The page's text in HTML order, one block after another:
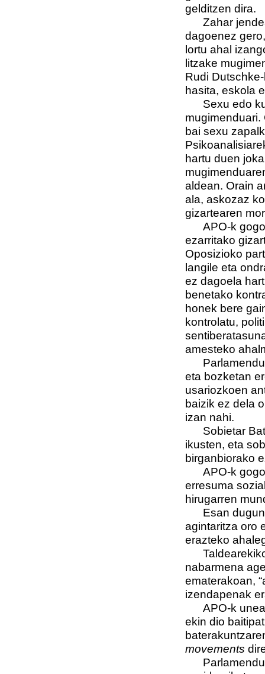
gelditzen dira.
Zahar
dagoenez
lortu ahal
litzake
Rudi
hasita, eskola
Sexu edo
bai sexu
hartu duen
aldean. Orain
ala, askozaz
gizartearen
APO-k
ezarritako
Oposizioko
langile eta
ez dagoela
benetako
honek bere
kontrolatu,
amesteko
eta bozketan
usariozkoen
baizik ez dela
izan nahi.
Sobietar
ikusten, eta
birganbiorako
APO-k
erresuma
hirugarren
Esan
agintaritza oro
erazteko
Taldearekiko
nabarmena
ematerakoan,
izendapenak
APO-k
ekin dio
movements